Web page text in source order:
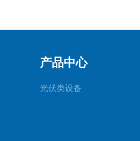
产品中心
光伏类设备